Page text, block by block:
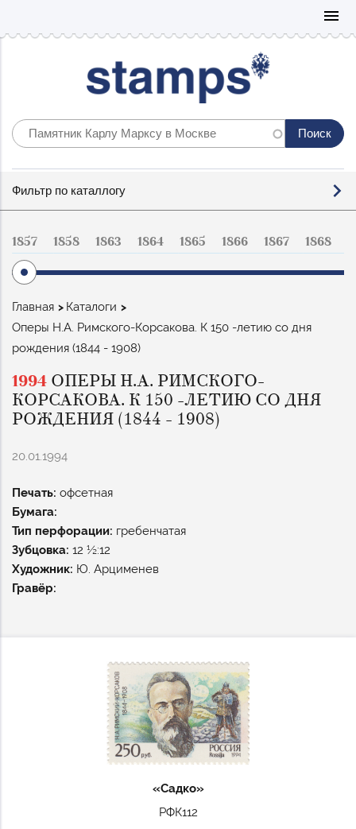
menu
по
Фильтр по каталлогу
1857 1858 1863 1864 1865 1866 1867 1868
Строка
навигации
Главная
Каталоги
Оперы Н.А. Римского-Корсакова. К 150 -летию со дня
рождения (1844 - 1908)
1994 ОПЕРЫ Н.А. РИМСКОГО-
КОРСАКОВА. К 150 -ЛЕТИЮ СО ДНЯ
РОЖДЕНИЯ (1844 - 1908)
20.01.1994
Печать: офсетная
Бумага:
Тип перфорации: гребенчатая
Зубцовка: 12 ½:12
Художник: Ю. Арцименев
Гравёр:
«Садко»
РФК112